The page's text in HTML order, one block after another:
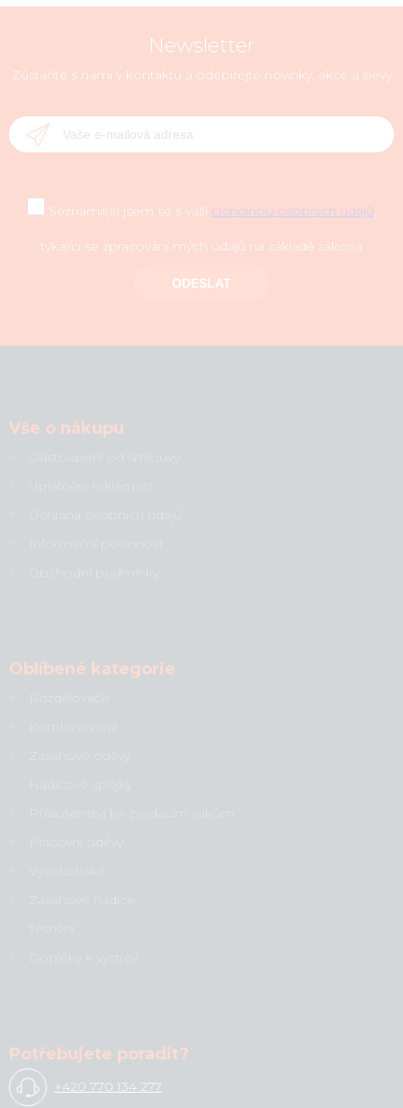
Newsletter
Zůstaňte s námi v kontaktu a odebírejte novinky, akce a slevy
Seznámil(a) jsem se s vaší Ochranou osobních údajů,
týkající se zpracování mých údajů na základě zákona
ODESLAT
Vše o nákupu
Oblíbené kategorie
Potřebujete poradit?
+420 770 134 277